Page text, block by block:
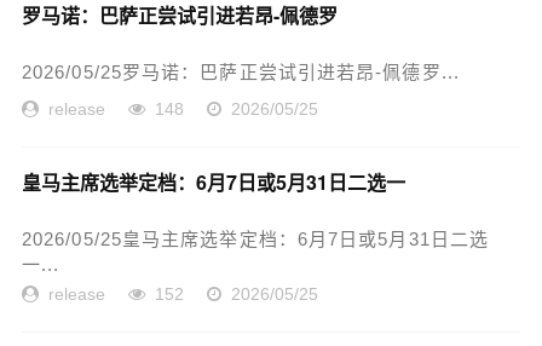
罗马诺：巴萨正尝试引进若昂-佩德罗
2026/05/25罗马诺：巴萨正尝试引进若昂-佩德罗...
release 148 2026/05/25
皇马主席选举定档：6月7日或5月31日二选一
2026/05/25皇马主席选举定档：6月7日或5月31日二选
一...
release 152 2026/05/25